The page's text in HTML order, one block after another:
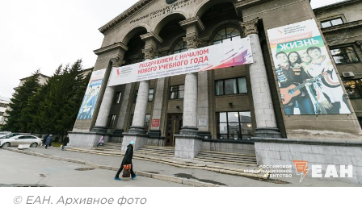
© ЕАН. Архивное фото